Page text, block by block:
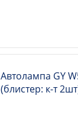
Автолампа GY
(блистер: к-т